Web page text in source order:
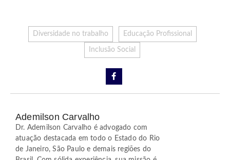
Diversidade no trabalho Educação Profissional
Inclusão Social
Ademilson Carvalho
Dr. Ademilson Carvalho é advogado com
atuação destacada em todo o Estado do Rio
de Janeiro, São Paulo e demais regiões do